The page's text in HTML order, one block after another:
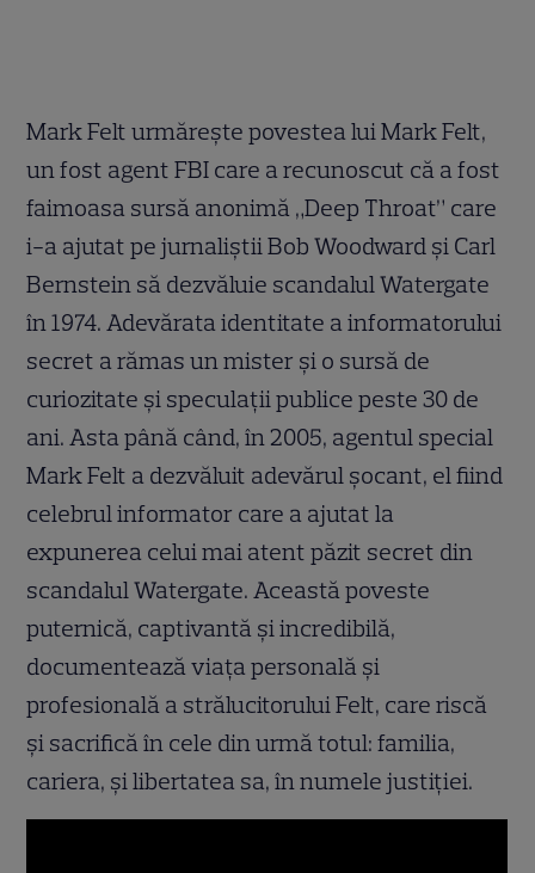
Mark Felt urmăreşte povestea lui Mark Felt,
un fost agent FBI care a recunoscut că a fost
faimoasa sursă anonimă „Deep Throat” care
i-a ajutat pe jurnaliştii Bob Woodward şi Carl
Bernstein să dezvăluie scandalul Watergate
în 1974. Adevărata identitate a informatorului
secret a rămas un mister şi o sursă de
curiozitate şi speculaţii publice peste 30 de
ani. Asta până când, în 2005, agentul special
Mark Felt a dezvăluit adevărul şocant, el fiind
celebrul informator care a ajutat la
expunerea celui mai atent păzit secret din
scandalul Watergate. Această poveste
puternică, captivantă şi incredibilă,
documentează viaţa personală şi
profesională a strălucitorului Felt, care riscă
şi sacrifică în cele din urmă totul: familia,
cariera, şi libertatea sa, în numele justiţiei.